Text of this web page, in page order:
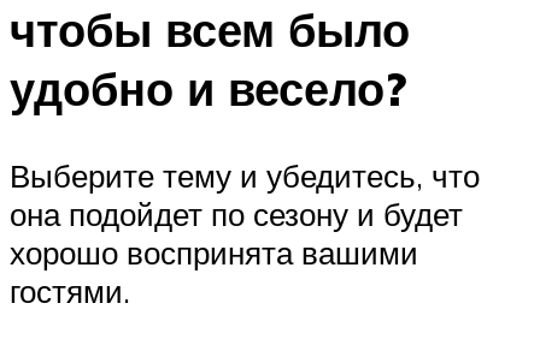
чтобы всем было
удобно и весело?
Выберите тему и убедитесь, что
она подойдет по сезону и будет
хорошо воспринята вашими
гостями.